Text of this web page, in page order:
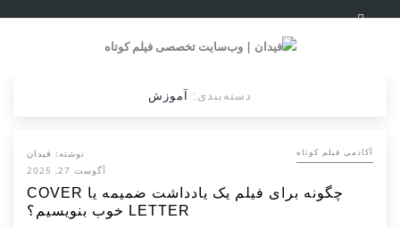
دسته‌بندی: آموزش
آکادمی فیلم کوتاه نوشته: فیدان
آگوست 27, 2025
چگونه برای فیلم یک یادداشت ضمیمه یا COVER
LETTER خوب بنویسیم؟